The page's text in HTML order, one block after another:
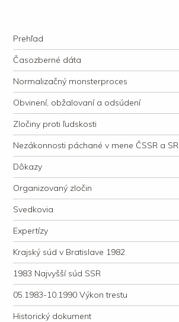
justície
Navigation
Skip to content
Prehľad
Časozberné dáta
Normalizačný monsterproces
Obvinení, obžalovaní a odsúdení
Zločiny proti ľudskosti
Nezákonnosti páchané v mene ČSSR a SR
Dôkazy
Organizovaný zločin
Svedkovia
Expertízy
Krajský súd v Bratislave 1982
1983 Najvyšší súd SSR
05.1983-10.1990 Výkon trestu
Historický dokument